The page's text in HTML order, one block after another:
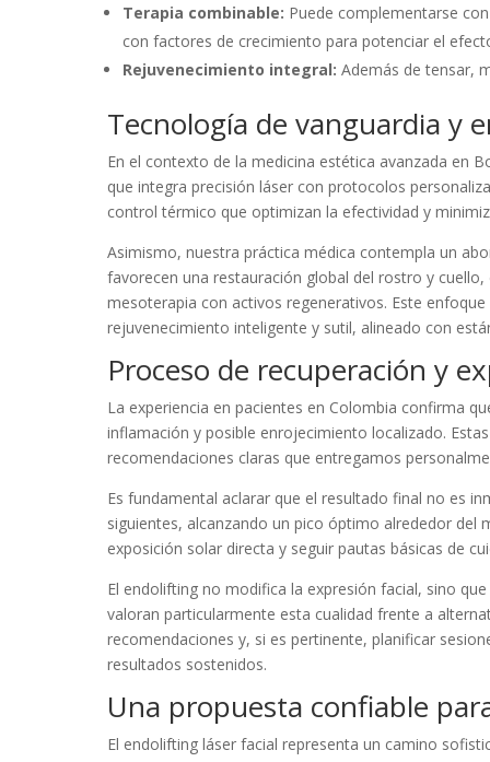
Terapia combinable: Puede complementarse
con factores de crecimiento para potenciar el
Rejuvenecimiento integral: Además de tensar,
Tecnología de vanguardia y
En el contexto de la medicina estética avanzada en
que integra precisión láser con protocolos
control térmico que optimizan la efectividad y
Asimismo, nuestra práctica médica contempla un
favorecen una restauración global del rostro y
mesoterapia con activos regenerativos. Este
rejuvenecimiento inteligente y sutil, alineado con
Proceso de recuperación y
La experiencia en pacientes en Colombia confirma
inflamación y posible enrojecimiento localizado.
recomendaciones claras que entregamos
Es fundamental aclarar que el resultado final no es
siguientes, alcanzando un pico óptimo alrededor
exposición solar directa y seguir pautas básicas de
El endolifting no modifica la expresión facial, sino
valoran particularmente esta cualidad frente a
recomendaciones y, si es pertinente, planificar
resultados sostenidos.
Una propuesta confiable
El endolifting láser facial representa un camino